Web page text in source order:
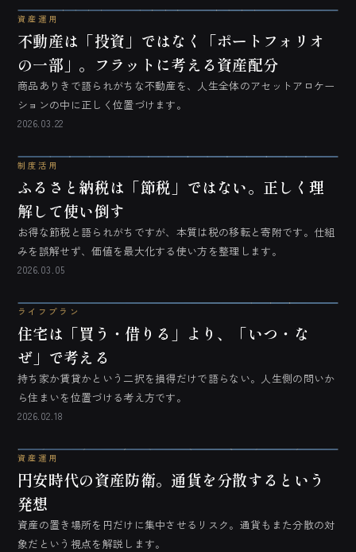
資産運用
不動産は「投資」ではなく「ポートフォリオ
の一部」。フラットに考える資産配分
商品ありきで語られがちな不動産を、人生全体のアセットアロケー
ションの中に正しく位置づけます。
2026.03.22
制度活用
ふるさと納税は「節税」ではない。正しく理
解して使い倒す
お得な節税と語られがちですが、本質は税の移転と寄附です。仕組
みを誤解せず、価値を最大化する使い方を整理します。
2026.03.05
ライフプラン
住宅は「買う・借りる」より、「いつ・な
ぜ」で考える
持ち家か賃貸かという二択を損得だけで語らない。人生側の問いか
ら住まいを位置づける考え方です。
2026.02.18
資産運用
円安時代の資産防衛。通貨を分散するという
発想
資産の置き場所を円だけに集中させるリスク。通貨もまた分散の対
象だという視点を解説します。